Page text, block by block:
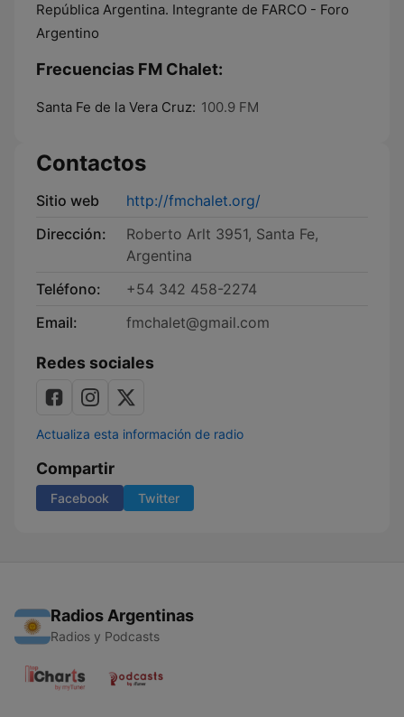
República Argentina. Integrante de FARCO - Foro
Argentino
Frecuencias FM Chalet:
Santa Fe de la Vera Cruz: 100.9 FM
Contactos
Sitio web
http://fmchalet.org/
Dirección:
Roberto Arlt 3951, Santa Fe,
Argentina
Teléfono:
+54 342 458-2274
Email:
fmchalet@gmail.com
Redes sociales
Actualiza esta información de radio
Compartir
Facebook Twitter
Radios Argentinas
Radios y Podcasts